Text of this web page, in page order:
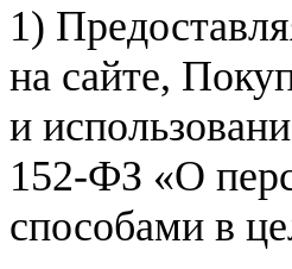
1)
на сайте,
и
152-ФЗ «О
способами в